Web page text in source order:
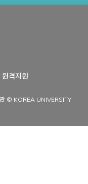
원격지원
© KOREA UNIVERSITY